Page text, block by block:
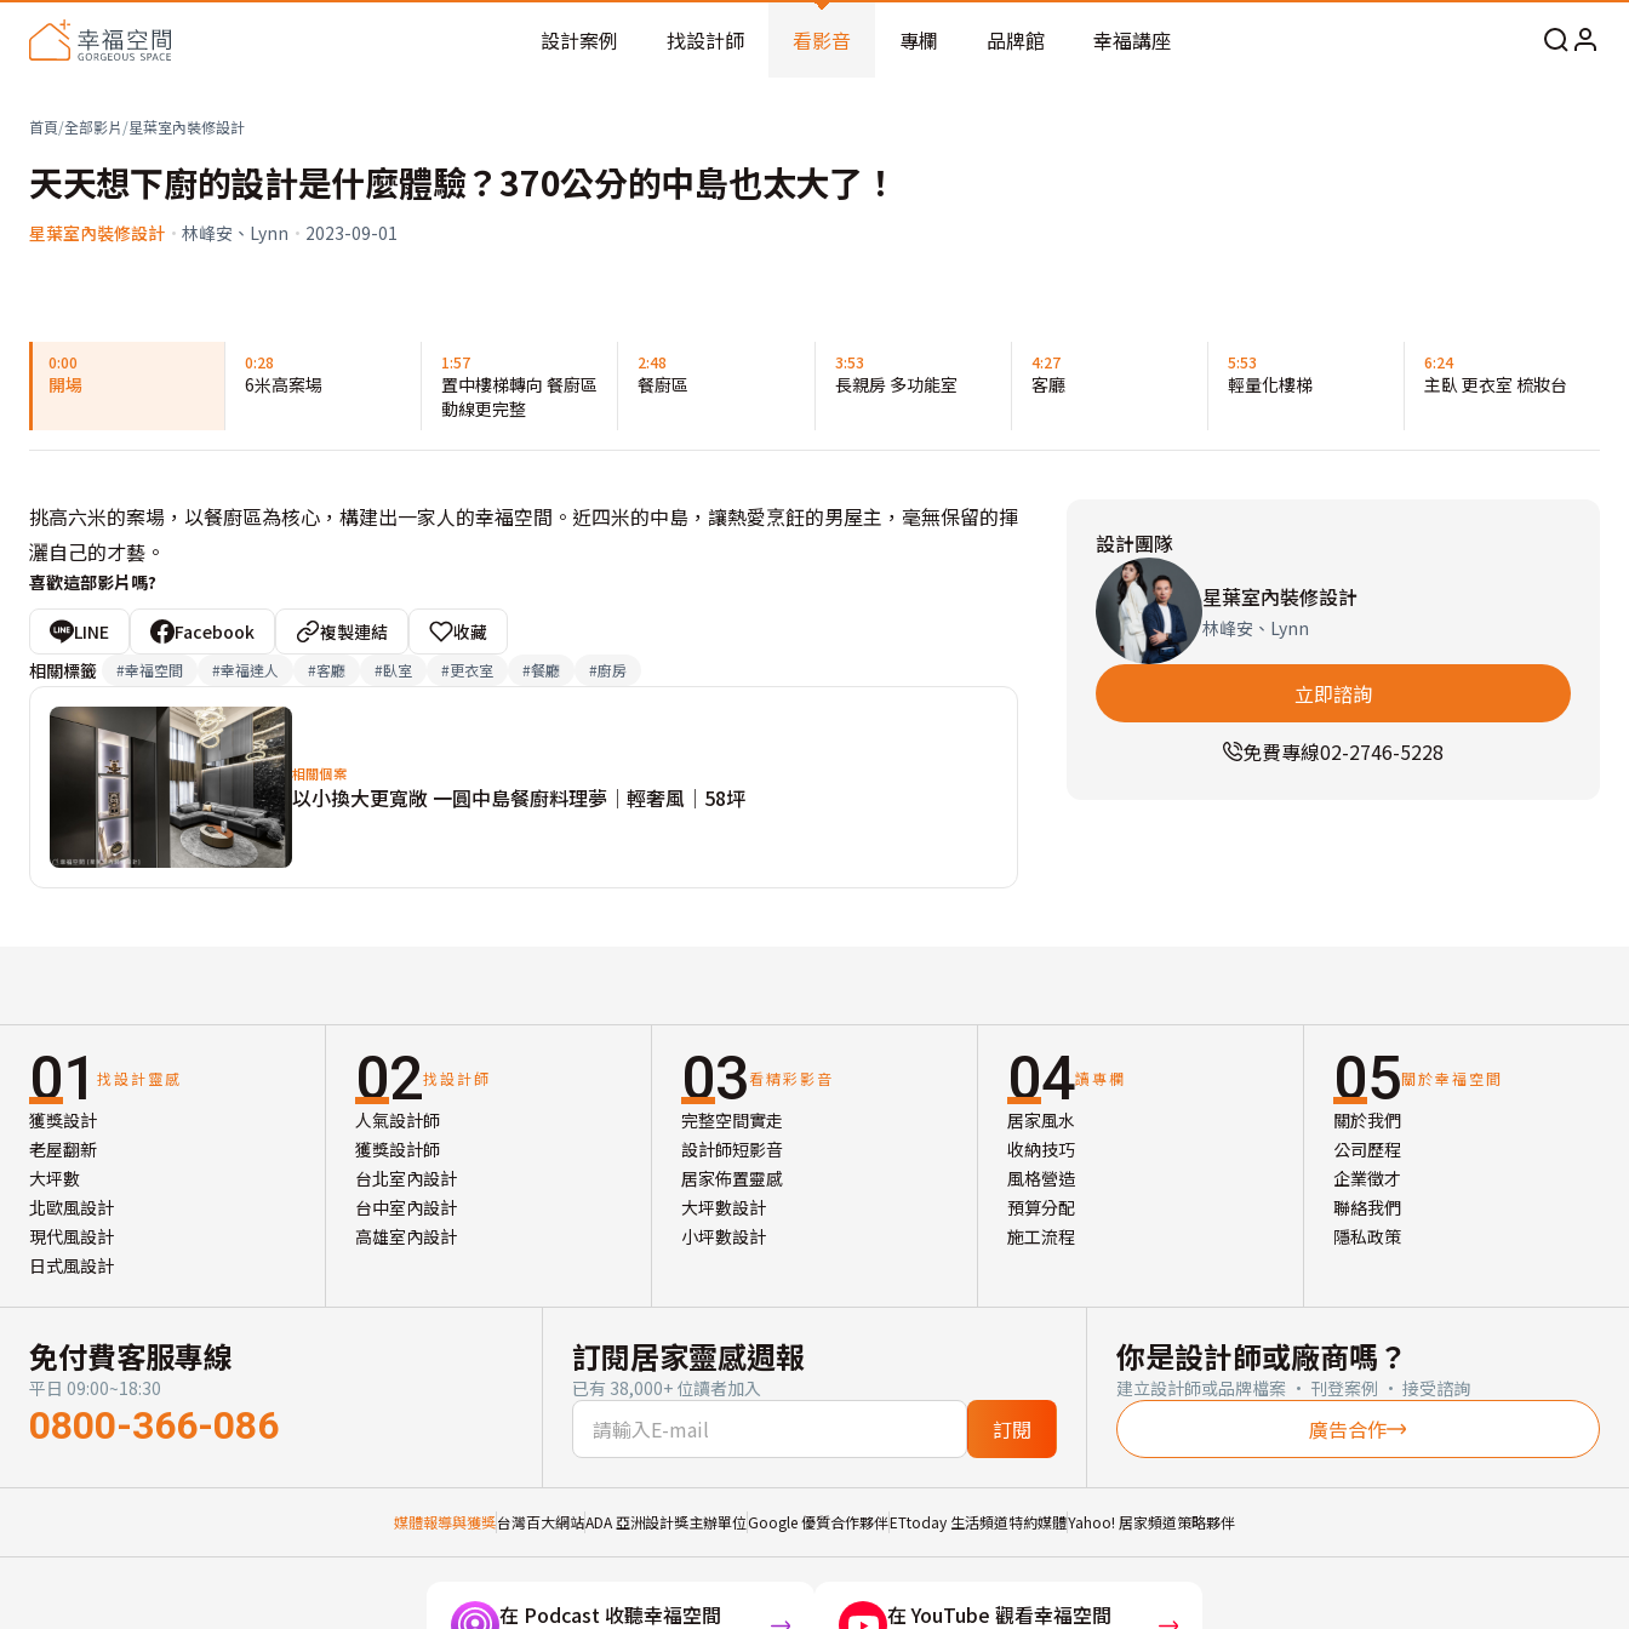
老屋預算分配與高 CP 值煥新術
設計案例 找設計師 看影音 專欄 品牌館 幸福講座
首頁/全部影片/星葉室內裝修設計
天天想下廚的設計是什麼體驗？370公分的中島也太大了！
星葉室內裝修設計 · 林峰安、Lynn · 2023-09-01
0:00
開場
0:28
6米高案場
1:57
置中樓梯轉向 餐廚區
動線更完整
2:48
餐廚區
3:53
長親房 多功能室
4:27
客廳
5:53
輕量化樓梯
6:24
主臥 更衣室 梳妝台
挑高六米的案場，以餐廚區為核心，構建出一家人的幸福空間。近四米的中島，讓熱愛烹飪的男屋主，毫無保留的揮
灑自己的才藝。
喜歡這部影片嗎?
LINE Facebook 複製連結
收藏
相關標籤
#幸福空間 #幸福達人 #客廳 #臥室 #更衣室 #餐廳 #廚房
相關個案
以小換大更寬敞 一圓中島餐廚料理夢│輕奢風│58坪
設計團隊
星葉室內裝修設計
林峰安、Lynn
立即諮詢
免費專線02-2746-5228
01 找設計靈感
獲獎設計
老屋翻新
大坪數
北歐風設計
現代風設計
日式風設計
02找設計師
人氣設計師
獲獎設計師
台北室內設計
台中室內設計
高雄室內設計
03看精彩影音
完整空間實走
設計師短影音
居家佈置靈感
大坪數設計
小坪數設計
04讀專欄
居家風水
收納技巧
風格營造
預算分配
施工流程
05關於幸福空間
關於我們
公司歷程
企業徵才
聯絡我們
隱私政策
免付費客服專線
平日 09:00~18:30
0800-366-086
訂閱居家靈感週報
已有 38,000+ 位讀者加入
訂閱
你是設計師或廠商嗎？
建立設計師或品牌檔案 · 刊登案例 · 接受諮詢
廣告合作
媒體報導與獲獎台灣百大網站ADA 亞洲設計獎主辦單位Google 優質合作夥伴ETtoday 生活頻道特約媒體Yahoo! 居家頻道策略夥伴
在 Podcast 收聽幸福空間 在 YouTube 觀看幸福空間